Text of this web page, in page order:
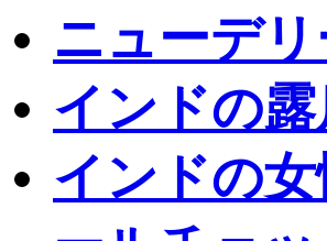
ニューデ
インドの
インドの